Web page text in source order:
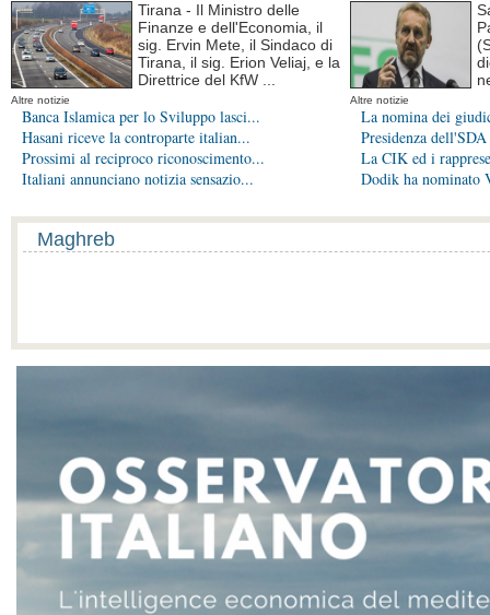
Tirana - Il Ministro delle
Finanze e dell'Economia, il
sig. Ervin Mete, il Sindaco di
Tirana, il sig. Erion Veliaj, e la
Direttrice del KfW ...
Altre notizie
Banca Islamica per lo Sviluppo lasci...
Hasani riceve la controparte italian...
Prossimi al reciproco riconoscimento...
Italiani annunciano notizia sensazio...
Altre notizie
La nomina dei
Presidenza
La CIK ed i
Dodik ha nominato
Maghreb